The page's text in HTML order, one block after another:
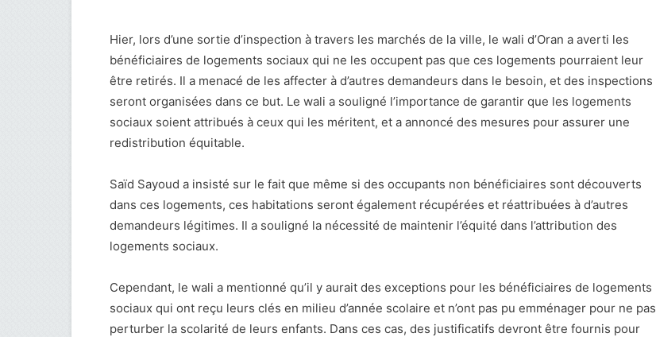
Hier, lors d’une sortie d’inspection à travers les marchés de la ville, le wali d’Oran a averti les
bénéficiaires de logements sociaux qui ne les occupent pas que ces logements pourraient leur
être retirés. Il a menacé de les affecter à d’autres demandeurs dans le besoin, et des inspections
seront organisées dans ce but. Le wali a souligné l’importance de garantir que les logements
sociaux soient attribués à ceux qui les méritent, et a annoncé des mesures pour assurer une
redistribution équitable.
Saïd Sayoud a insisté sur le fait que même si des occupants non bénéficiaires sont découverts
dans ces logements, ces habitations seront également récupérées et réattribuées à d’autres
demandeurs légitimes. Il a souligné la nécessité de maintenir l’équité dans l’attribution des
logements sociaux.
Cependant, le wali a mentionné qu’il y aurait des exceptions pour les bénéficiaires de logements
sociaux qui ont reçu leurs clés en milieu d’année scolaire et n’ont pas pu emménager pour ne pas
perturber la scolarité de leurs enfants. Dans ces cas, des justificatifs devront être fournis pour